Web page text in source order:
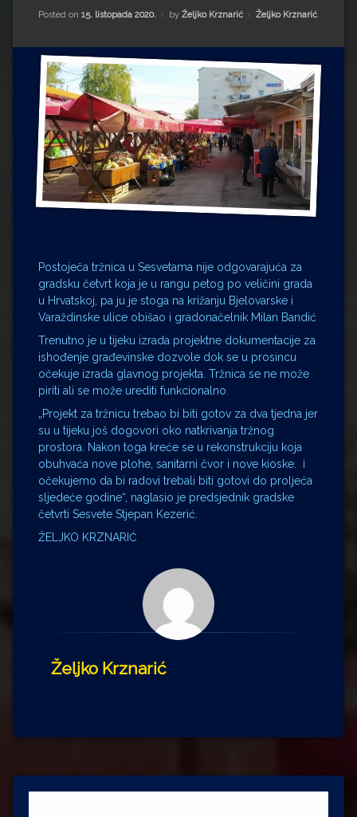
Matea Andrić
Ljiljana Lekanić-Kljaić
Željko Krznarić
Mario Lovreković
Posted on 15. listopada 2020. by Željko Krznarić Kategorije:
Željko Krznarić
Postoječa tržnica u Sesvetama nije odgovarajuća za
gradsku četvrt koja je u rangu petog po veličini grada
u Hrvatskoj, pa ju je stoga na križanju Bjelovarske i
Varaždinske ulice obišao i gradonačelnik Milan Bandić
Trenutno je u tijeku izrada projektne dokumentacije za
ishođenje građevinske dozvole dok se u prosincu
očekuje izrada glavnog projekta. Tržnica se ne može
piriti ali se može urediti funkcionalno.
„Projekt za tržnicu trebao bi biti gotov za dva tjedna jer
su u tijeku još dogovori oko natkrivanja tržnog
prostora. Nakon toga kreće se u rekonstrukciju koja
obuhvaća nove plohe, sanitarni čvor i nove kioske. i
očekujemo da bi radovi trebali biti gotovi do proljeća
sljedeće godine“, naglasio je predsjednik gradske
četvrti Sesvete Stjepan Kezerić.
ŽELJKO KRZNARIĆ
Željko Krznarić